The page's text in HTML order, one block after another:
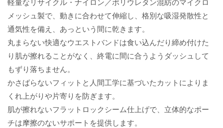
軽量なリサイクル・ナイロン／ポリウレタン混紡のマイクロ
メッシュ製で、動きに合わせて伸縮し、格別な吸湿発散性と
通気性を備え、あっという間に乾きます。
丸まらない快適なウエストバンドは食い込んだり締め付けた
り肌が擦れることがなく、終電に間に合うようダッシュして
もずり落ちません。
かさばらないフィットと人間工学に基づいたカットによりま
くれ上がりや片寄りを防ぎます。
肌が擦れないフラットロックシーム仕上げで、立体的なポー
チは摩擦のないサポートを提供します。